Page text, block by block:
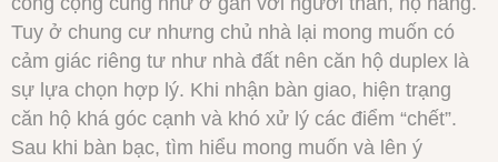
Tuy ở chung cư nhưng chủ nhà lại mong muốn có
cảm giác riêng tư như nhà đất nên căn hộ duplex là
sự lựa chọn hợp lý. Khi nhận bàn giao, hiện trạng
căn hộ khá góc cạnh và khó xử lý các điểm “chết”.
Sau khi bàn bạc, tìm hiểu mong muốn và lên ý